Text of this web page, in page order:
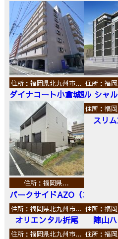
住所：福岡県北九州市…
ダイナコート小倉城野
住所：福
ル シャ
住所：福岡県…
パークサイドAZO（エーゼッ
住所：福
スリ
住所：福岡県北九州市…
オリエンタル折尾
住所：福
陣山
住所：福岡県北九州市… 住所：福